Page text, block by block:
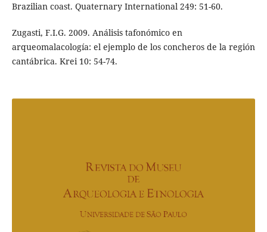
Brazilian coast. Quaternary International 249: 51-60.
Zugasti, F.I.G. 2009. Análisis tafonómico en
arqueomalacología: el ejemplo de los concheros de la región
cantábrica. Krei 10: 54-74.